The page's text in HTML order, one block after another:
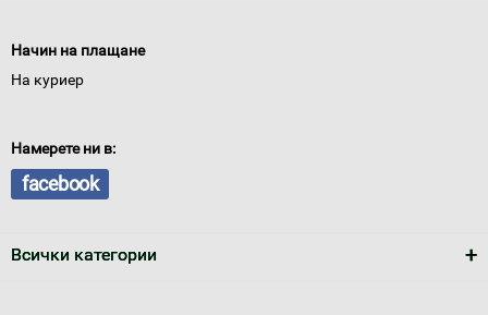
Начин на плащане
На куриер
Намерете ни в:
facebook
Всички категории